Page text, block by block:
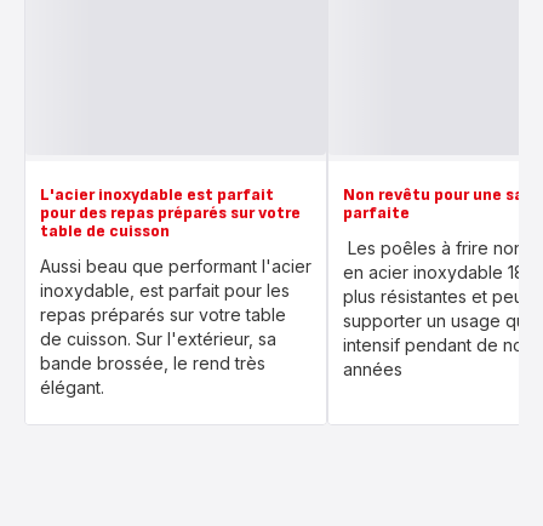
L'acier inoxydable est parfait
pour des repas préparés sur votre
table de cuisson
Aussi beau que performant l'acier
inoxydable, est parfait pour les
repas préparés sur votre table
de cuisson. Sur l'extérieur, sa
bande brossée, le rend très
élégant.
Non revêtu pour une
parfaite
Les poêles à frire non
en acier inoxydable 18/
plus résistantes et
supporter un usage
intensif pendant de
années